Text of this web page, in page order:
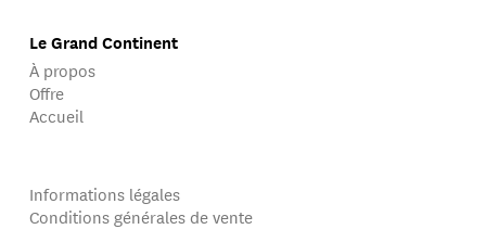
Le Grand Continent
À propos
Offre
Accueil
Informations légales
Conditions générales de vente